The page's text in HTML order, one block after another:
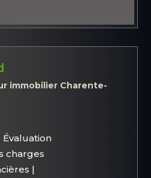
immobilier Charente-
Évaluation
charges
|